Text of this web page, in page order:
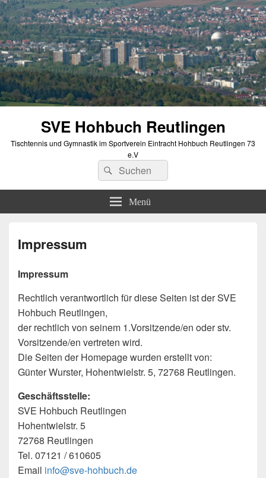
SVE Hohbuch Reutlingen
Tischtennis und Gymnastik im Sportverein Eintracht Hohbuch Reutlingen 73
e.V
Suchen
nach:
Suchen
Menü
Impressum
Impressum
Rechtlich verantwortlich für diese Seiten ist der SVE
Hohbuch Reutlingen,
der rechtlich von seinem 1.Vorsitzende/en oder stv.
Vorsitzende/en vertreten wird.
Die Seiten der Homepage wurden erstellt von:
Günter Wurster, Hohentwielstr. 5, 72768 Reutlingen.
Geschäftsstelle:
SVE Hohbuch Reutlingen
Hohentwielstr. 5
72768 Reutlingen
Tel. 07121 / 610605
Email info@sve-hohbuch.de